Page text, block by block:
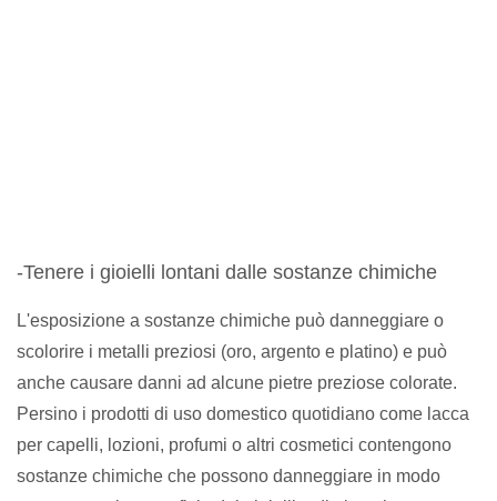
-Tenere i gioielli lontani dalle sostanze chimiche
L'esposizione a sostanze chimiche può danneggiare o
scolorire i metalli preziosi (oro, argento e platino) e può
anche causare danni ad alcune pietre preziose colorate.
Persino i prodotti di uso domestico quotidiano come lacca
per capelli, lozioni, profumi o altri cosmetici contengono
sostanze chimiche che possono danneggiare in modo